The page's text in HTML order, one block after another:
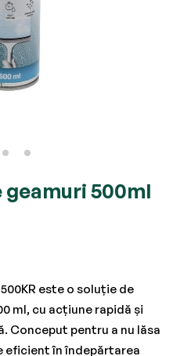
500ml
este o soluție de
ml, cu acțiune rapidă și
Conceput pentru a nu lăsa
eficient în îndepărtarea